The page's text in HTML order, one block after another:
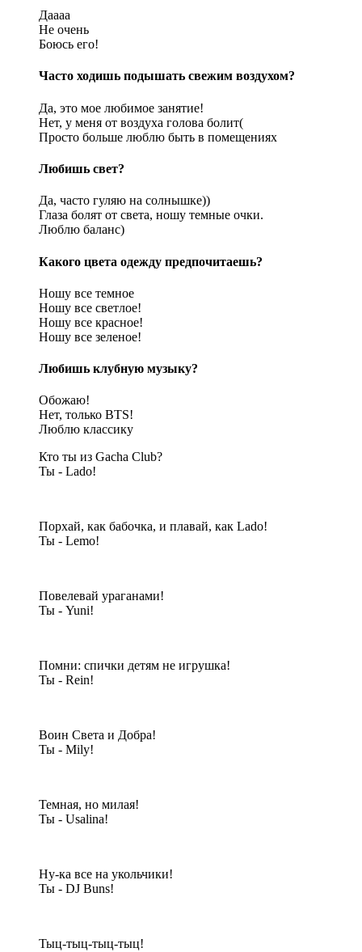
Даааа
Не очень
Боюсь его!
Часто ходишь подышать свежим воздухом?
Да, это мое любимое занятие!
Нет, у меня от воздуха голова болит(
Просто больше люблю быть в помещениях
Любишь свет?
Да, часто гуляю на солнышке))
Глаза болят от света, ношу темные очки.
Люблю баланс)
Какого цвета одежду предпочитаешь?
Ношу все темное
Ношу все светлое!
Ношу все красное!
Ношу все зеленое!
Любишь клубную музыку?
Обожаю!
Нет, только BTS!
Люблю классику
Кто ты из Gacha Club?
Ты - Lado!
Порхай, как бабочка, и плавай, как Lado!
Ты - Lemo!
Повелевай ураганами!
Ты - Yuni!
Помни: спички детям не игрушка!
Ты - Rein!
Воин Света и Добра!
Ты - Mily!
Темная, но милая!
Ты - Usalina!
Ну-ка все на укольчики!
Ты - DJ Buns!
Тыц-тыц-тыц-тыц!